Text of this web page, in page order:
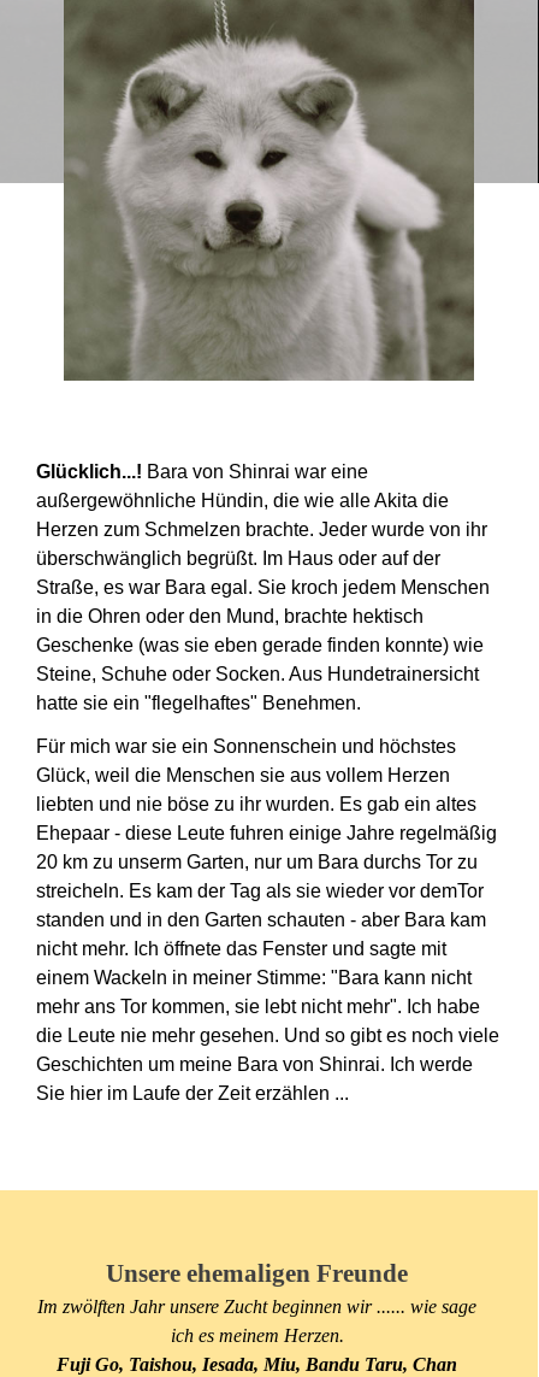
Glücklich...! Bara von Shinrai war eine
außergewöhnliche Hündin, die wie alle Akita die
Herzen zum Schmelzen brachte. Jeder wurde von ihr
überschwänglich begrüßt. Im Haus oder auf der
Straße, es war Bara egal. Sie kroch jedem Menschen
in die Ohren oder den Mund, brachte hektisch
Geschenke (was sie eben gerade finden konnte) wie
Steine, Schuhe oder Socken. Aus Hundetrainersicht
hatte sie ein "flegelhaftes" Benehmen.
Für mich war sie ein Sonnenschein und höchstes
Glück, weil die Menschen sie aus vollem Herzen
liebten und nie böse zu ihr wurden. Es gab ein altes
Ehepaar - diese Leute fuhren einige Jahre regelmäßig
20 km zu unserm Garten, nur um Bara durchs Tor zu
streicheln. Es kam der Tag als sie wieder vor demTor
standen und in den Garten schauten - aber Bara kam
nicht mehr. Ich öffnete das Fenster und sagte mit
einem Wackeln in meiner Stimme: "Bara kann nicht
mehr ans Tor kommen, sie lebt nicht mehr". Ich habe
die Leute nie mehr gesehen. Und so gibt es noch viele
Geschichten um meine Bara von Shinrai. Ich werde
Sie hier im Laufe der Zeit erzählen ...
Unsere ehemaligen Freunde
Im zwölften Jahr unsere Zucht beginnen wir ...... wie sage
ich es meinem Herzen.
Fuji Go, Taishou, Iesada, Miu, Bandu Taru, Chan